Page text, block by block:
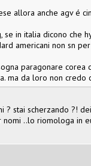
allora anche agv é
se in italia dicono
americani non sn
paragonare
ma da loro non credo
? stai scherzando ?!
nomi ..lo riomologa in